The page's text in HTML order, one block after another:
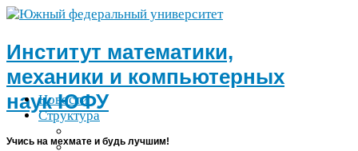
Институт математики,
механики и компьютерных
наукЮФУ
Учись на мехмате и будь лучшим!
Новости
Структура